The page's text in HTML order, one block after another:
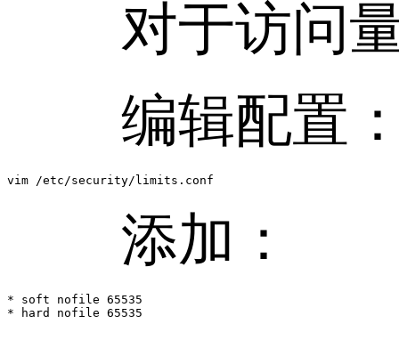
对于访问量
编辑配置
vim /etc/security/limits.conf
添加：
* soft nofile 65535